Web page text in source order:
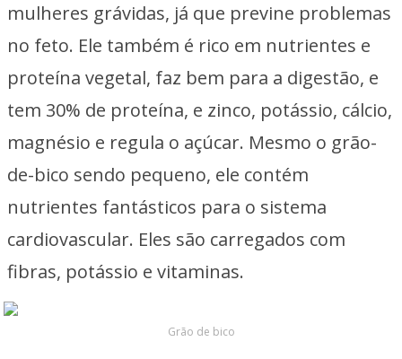
mulheres grávidas, já que previne problemas
no feto. Ele também é rico em nutrientes e
proteína vegetal, faz bem para a digestão, e
tem 30% de proteína, e zinco, potássio, cálcio,
magnésio e regula o açúcar. Mesmo o grão-
de-bico sendo pequeno, ele contém
nutrientes fantásticos para o sistema
cardiovascular. Eles são carregados com
fibras, potássio e vitaminas.
Grão de bico